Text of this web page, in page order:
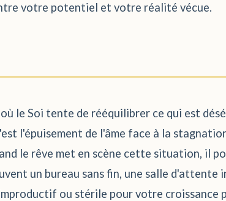
votre potentiel et votre réalité vécue.
le Soi tente de rééquilibrer ce qui est
l'épuisement de l'âme face à la
le rêve met en scène cette situation, il
un bureau sans fin, une salle d'attente
ou stérile pour votre croissance